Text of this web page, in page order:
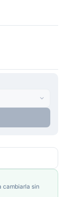
cambiarla sin